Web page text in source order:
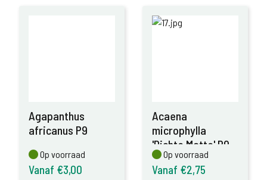
Agapanthus
africanus P9
Op voorraad
Op voorraad
Vanaf €3,00
Acaena
microphylla
'Dichte Matte' P9
Op voorraad
Op voorraad
Vanaf €2,75